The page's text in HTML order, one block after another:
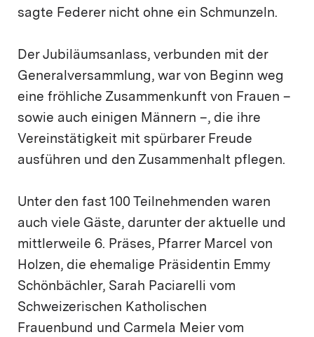
sagte Federer nicht ohne ein Schmunzeln.
Der Jubiläumsanlass, verbunden mit der
Generalversammlung, war von Beginn weg
eine fröhliche Zusammenkunft von Frauen –
sowie auch einigen Männern –, die ihre
Vereinstätigkeit mit spürbarer Freude
ausführen und den Zusammenhalt pflegen.
Unter den fast 100 Teilnehmenden waren
auch viele Gäste, darunter der aktuelle und
mittlerweile 6. Präses, Pfarrer Marcel von
Holzen, die ehemalige Präsidentin Emmy
Schönbächler, Sarah Paciarelli vom
Schweizerischen Katholischen
Frauenbund und Carmela Meier vom